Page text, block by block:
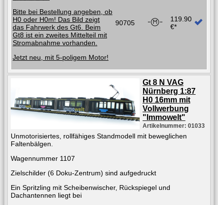
Bitte bei Bestellung angeben, ob
H0 oder H0m! Das Bild zeigt
das Fahrwerk des Gt6. Beim
Gt8 ist ein zweites Mittelteil mit
Stromabnahme vorhanden.
Jetzt neu, mit 5-poligem Motor!
90705
119.90
€*
Gt 8 N VAG
Nürnberg 1:87
H0 16mm mit
Vollwerbung
"Immowelt"
Artikelnummer: 01033
Unmotorisiertes, rollfähiges Standmodell mit beweglichen
Faltenbälgen.
Wagennummer 1107
Zielschilder (6 Doku-Zentrum) sind aufgedruckt
Ein Spritzling mit Scheibenwischer, Rückspiegel und
Dachantennen liegt bei